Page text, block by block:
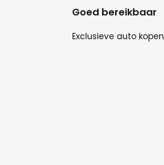
Goed bereikbaar
Exclusieve auto kopen